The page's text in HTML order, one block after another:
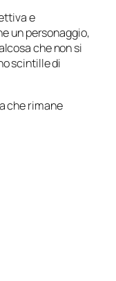
e
un personaggio,
che non si
scintille di
che rimane